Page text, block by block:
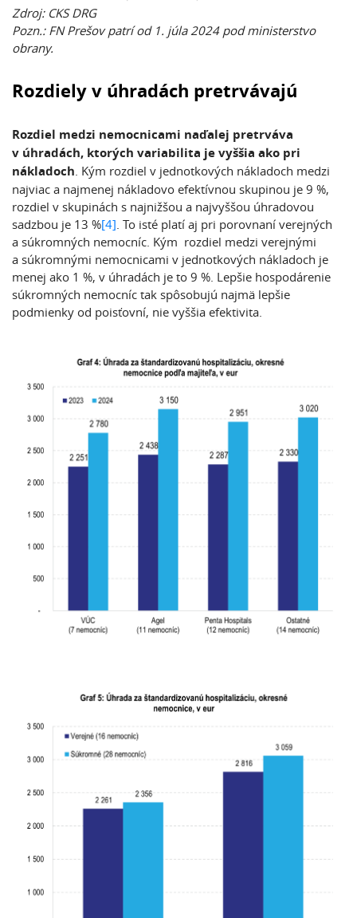
Zdroj: CKS DRG
Pozn.: FN Prešov patrí od 1. júla 2024 pod ministerstvo
obrany.
Rozdiely v úhradách pretrvávajú
Rozdiel medzi nemocnicami naďalej pretrváva
v úhradách, ktorých variabilita je vyššia ako pri
nákladoch . Kým rozdiel v jednotkových nákladoch medzi
najviac a najmenej nákladovo efektívnou skupinou je 9 %,
rozdiel v skupinách s najnižšou a najvyššou úhradovou
sadzbou je 13 %[4] . To isté platí aj pri porovnaní verejných
a súkromných nemocníc. Kým rozdiel medzi verejnými
a súkromnými nemocnicami v jednotkových nákladoch je
menej ako 1 %, v úhradách je to 9 %. Lepšie hospodárenie
súkromných nemocníc tak spôsobujú najmä lepšie
podmienky od poisťovní, nie vyššia efektivita.